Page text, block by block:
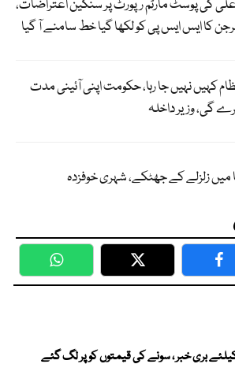
کی پوسٹ مارٹم رپورٹ پر سنگین اعتراضات،
کا ایس ایس پی کو لکھا گیا خط سامنے آ گیا
کہیں نہیں جا رہا، حکومت اپنی آئینی مدت
گی، وزیر داخلہ
میں زلزلے کے جھٹکے، شہری خوفزدہ
WhatsApp Twitter
بری خبر ، سونے کی قیمتوں کو پر لگ گئے